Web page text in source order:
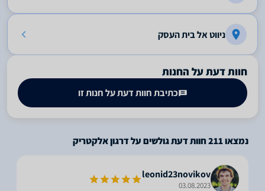
ניווט אל בית העסק
חוות דעת על החנות
כתיבת חוות דעת על חנות זו
נמצאו211חוות דעת גולשים על דרגון אלקטריק
leonid23novikov
03.08.2023